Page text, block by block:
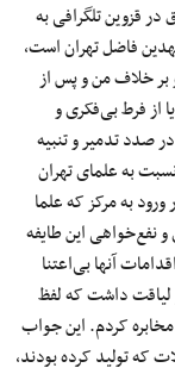
قزوین تلگرافی به
فاضل تهران است،
بر خلاف من و پس از
از فرط بی‌فکری و
صدد تدمیر و تنبیه
به علمای تهران
به مرکز که علما
نفع‌خواهی این طایفه
آنها بی‌اعتنا
داشت که لفظ
کردم. این جواب
که تولید کرده بودند،